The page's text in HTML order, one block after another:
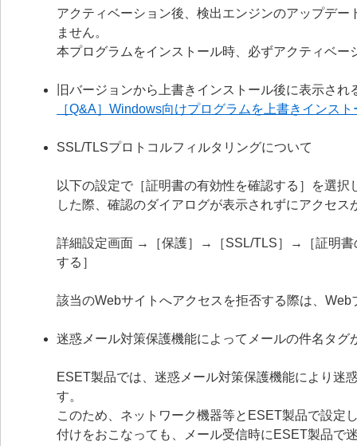
アクティベーション後、検出エンジンのアップデ
ません。
本プログラムをインストール時、必ずアクティベ
旧バージョンから上書きインストール後に表示され
［Q&A］Windows向けプログラムを上書きインス
SSL/TLSプロトコルフィルタリングについて
以下の設定で［証明書の有効性を確認する］を選
した際、確認のダイアログが表示されずにアクセ
詳細設定画面 →［保護］→［SSL/TLS］→［証明書
する］
該当のWebサイトへアクセスを拒否する際は、
迷惑メール対策保護機能によってメールの件名タグ
ESET製品では、迷惑メール対策保護機能により迷
す。
このため、ネットワーク機器等とESET製品で設定
付けをおこなっても、メール受信時にESET製品で